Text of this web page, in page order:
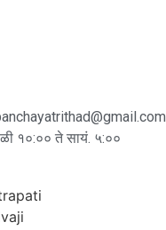
१०:०० ते सायं. ५:००